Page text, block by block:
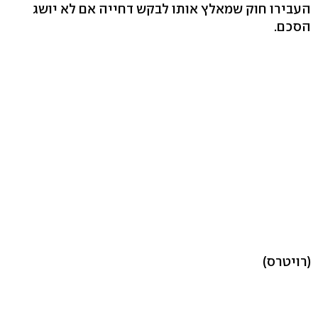
העבירו חוק שמאלץ אותו לבקש דחייה אם לא יושג
הסכם.
(רויטרס)